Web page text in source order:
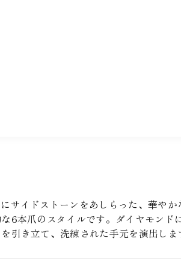
サイドストーンをあしらった、華や
6本爪のスタイルです。ダイヤモンド
引き立て、洗練された手元を演出しま